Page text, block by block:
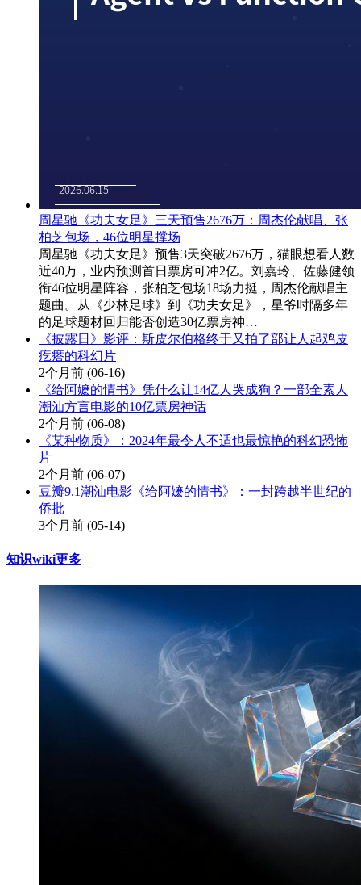
周星驰《功夫女足》三天预售2676万：周杰伦献唱、张
柏芝包场，46位明星撑场
周星驰《功夫女足》预售3天突破2676万，猫眼想看人数
近40万，业内预测首日票房可冲2亿。刘嘉玲、佐藤健领
衔46位明星阵容，张柏芝包场18场力挺，周杰伦献唱主
题曲。从《少林足球》到《功夫女足》，星爷时隔多年
的足球题材回归能否创造30亿票房神…
《披露日》影评：斯皮尔伯格终于又拍了部让人起鸡皮
疙瘩的科幻片
2个月前 (06-16)
《给阿嬷的情书》凭什么让14亿人哭成狗？一部全素人
潮汕方言电影的10亿票房神话
2个月前 (06-08)
《某种物质》：2024年最令人不适也最惊艳的科幻恐怖
片
2个月前 (06-07)
豆瓣9.1潮汕电影《给阿嬷的情书》：一封跨越半世纪的
侨批
3个月前 (05-14)
知识wiki更多